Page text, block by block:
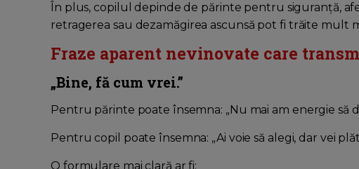
În plus, copilul depinde de părinte pentru siguranță,
retragerea sau dezamăgirea ascunsă pot fi trăite mult
Fraze aparent nevinovate care
„Bine, fă cum vrei.”
Pentru părinte poate însemna: „Nu mai am energie să
Pentru copil poate însemna: „Ai voie să alegi, dar vei
O formulare mai clară ar fi: